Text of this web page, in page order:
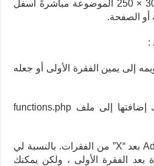
أو كتلة الإعلانات العادية 300 × 250 الموضوعة مباشرةً أسفل
أو الصفحة.
:
إلى يمين الفقرة الأولى أو جعله
إليك وظيفة بسيطة يمكنك إضافتها إلى ملف functions.php
ستضيف في شفرة Adsense بعد “X” من الفقرات. بالنسبة لي
بعد الفقرة الأولى ، ولكن يمكنك